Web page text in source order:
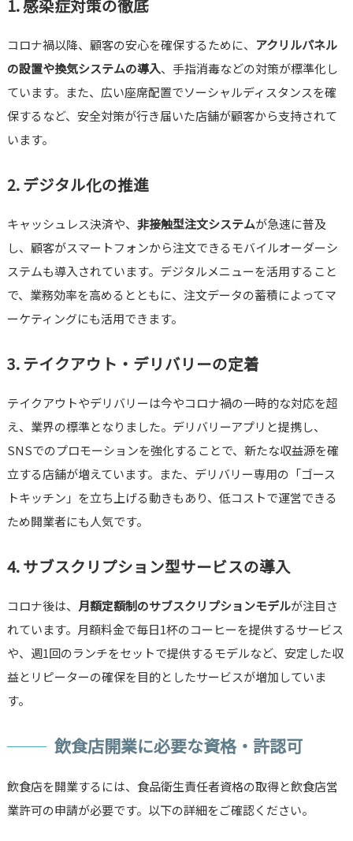
1. 感染症対策の徹底
コロナ禍以降、顧客の安心を確保するために、 アクリルパネル
の設置や換気システムの導入、手指消毒などの対策が標準化し
ています。また、広い座席配置でソーシャルディスタンスを確
保するなど、安全対策が行き届いた店舗が顧客から支持されて
います。
2. デジタル化の推進
キャッシュレス決済や、 非接触型注文システムが急速に普及
し、顧客がスマートフォンから注文できるモバイルオーダーシ
ステムも導入されています。デジタルメニューを活用すること
で、業務効率を高めるとともに、注文データの蓄積によってマ
ーケティングにも活用できます。
3. テイクアウト・デリバリーの定着
テイクアウトやデリバリーは今やコロナ禍の一時的な対応を超
え、業界の標準となりました。デリバリーアプリと提携し、
SNSでのプロモーションを強化することで、新たな収益源を確
立する店舗が増えています。また、デリバリー専用の「ゴース
トキッチン」を立ち上げる動きもあり、低コストで運営できる
ため開業者にも人気です。
4. サブスクリプション型サービスの導入
コロナ後は、 月額定額制のサブスクリプションモデルが注目さ
れています。月額料金で毎日1杯のコーヒーを提供するサービス
や、週1回のランチをセットで提供するモデルなど、安定した収
益とリピーターの確保を目的としたサービスが増加していま
す。
飲食店開業に必要な資格・許認可
飲食店を開業するには、食品衛生責任者資格の取得と飲食店営
業許可の申請が必要です。以下の詳細をご確認ください。